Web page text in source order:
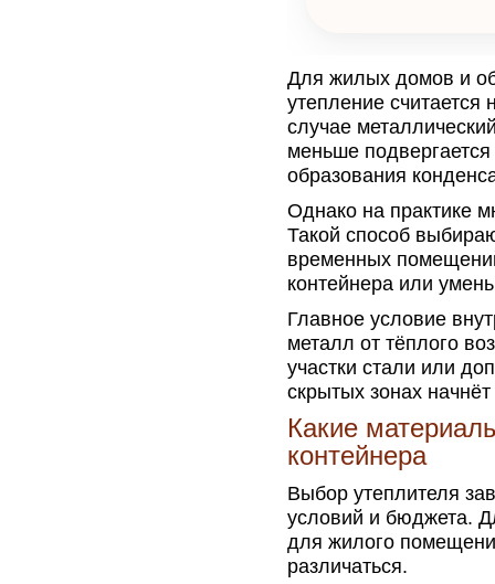
Для жилых домов и
утепление
случае
меньше
образования
Однако на практике
Такой способ
временных
контейнера или
Главное условие
металл от тёплого
участки стали или
скрытых зонах
Какие
контейнера
Выбор утеплителя
условий и бюджета.
для жилого
различаться.